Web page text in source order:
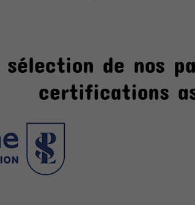
sélection de nos
certifications